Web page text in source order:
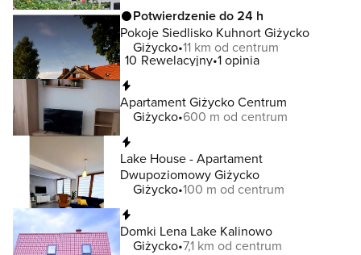
Potwierdzenie do 24 h
Pokoje Siedlisko Kuhnort Giżycko
Giżycko 11 km od centrum
10 Rewelacyjny 1 opinia
Apartament Giżycko Centrum
Giżycko 600 m od centrum
Lake House - Apartament
Dwupoziomowy Giżycko
Giżycko 100 m od centrum
Domki Lena Lake Kalinowo
Giżycko 7,1 km od centrum